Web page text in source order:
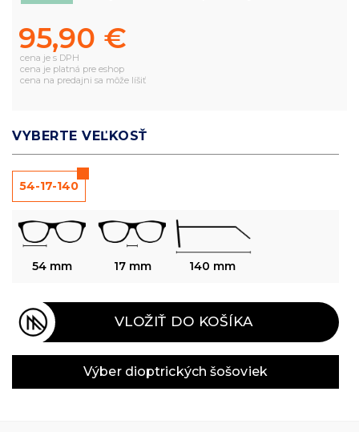
95,90 €
cena je s DPH
cena je platná pre eshop
cena na predajni sa môže líšiť
VYBERTE VEĽKOSŤ
54-17-140
54 mm 17 mm 140 mm
VLOŽIŤ DO KOŠÍKA
Výber dioptrických šošoviek